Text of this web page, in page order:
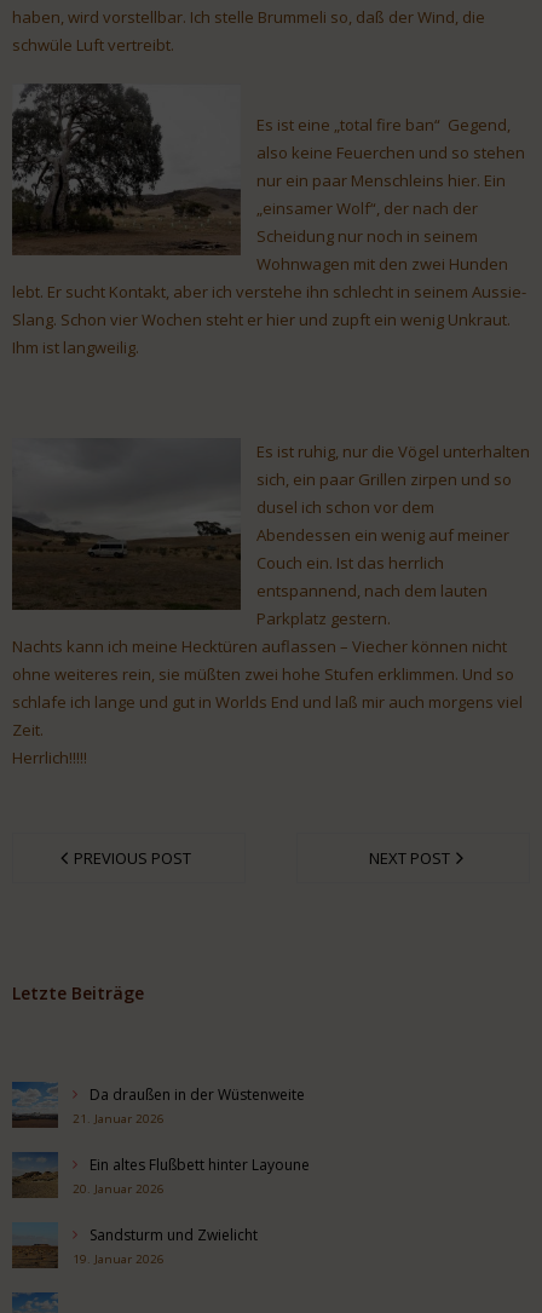
haben, wird vorstellbar. Ich stelle Brummeli so, daß der Wind, die
schwüle Luft vertreibt.
Es ist eine „total fire ban“ Gegend,
also keine Feuerchen und so stehen
nur ein paar Menschleins hier. Ein
„einsamer Wolf“, der nach der
Scheidung nur noch in seinem
Wohnwagen mit den zwei Hunden
lebt. Er sucht Kontakt, aber ich verstehe ihn schlecht in seinem Aussie-
Slang. Schon vier Wochen steht er hier und zupft ein wenig Unkraut.
Ihm ist langweilig.
Es ist ruhig, nur die Vögel unterhalten
sich, ein paar Grillen zirpen und so
dusel ich schon vor dem
Abendessen ein wenig auf meiner
Couch ein. Ist das herrlich
entspannend, nach dem lauten
Parkplatz gestern.
Nachts kann ich meine Hecktüren auflassen – Viecher können nicht
ohne weiteres rein, sie müßten zwei hohe Stufen erklimmen. Und so
schlafe ich lange und gut in Worlds End und laß mir auch morgens viel
Zeit.
Herrlich!!!!!
PREVIOUS POST NEXT POST
Letzte Beiträge
Da draußen in der Wüstenweite
21. Januar 2026
Ein altes Flußbett hinter Layoune
20. Januar 2026
Sandsturm und Zwielicht
19. Januar 2026